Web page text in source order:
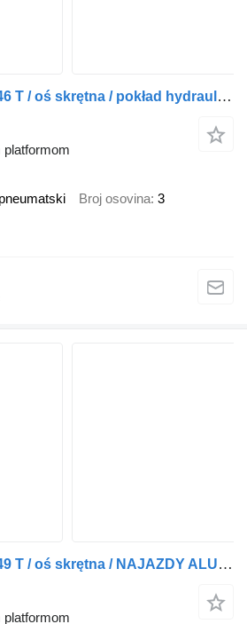
Janmil Janmil DMC 46 T / oś skrętna / pokład hydrauliczny / poszerzana
platformom
Broj osovina 3
Janmil Janmil DMC 49 T / oś skrętna / NAJAZDY ALU 24T / poszerzana /
platformom